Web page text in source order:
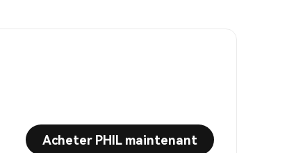
Acheter PHIL maintenant